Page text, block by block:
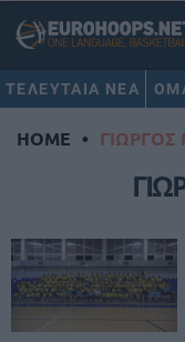
ΤΕΛΕΥΤΑΙΑ ΝΕΑ
HOME •